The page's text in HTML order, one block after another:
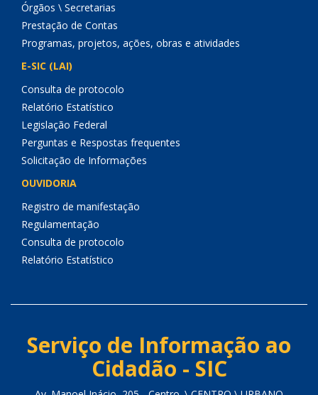
Órgãos \ Secretarias
Prestação de Contas
Programas, projetos, ações, obras e atividades
E-SIC (LAI)
Consulta de protocolo
Relatório Estatístico
Legislação Federal
Perguntas e Respostas frequentes
Solicitação de Informações
OUVIDORIA
Registro de manifestação
Regulamentação
Consulta de protocolo
Relatório Estatístico
Serviço de Informação ao
Cidadão - SIC